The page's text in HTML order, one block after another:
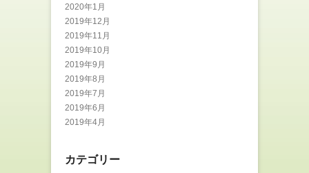
2020年1月
2019年12月
2019年11月
2019年10月
2019年9月
2019年8月
2019年7月
2019年6月
2019年4月
カテゴリー